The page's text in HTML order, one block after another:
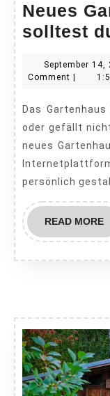
Neues
solltest
September 14,
Comment |
Das Gartenhaus kann nicht mehr repariert werden
oder gefällt
neues
persönlich
READ MORE